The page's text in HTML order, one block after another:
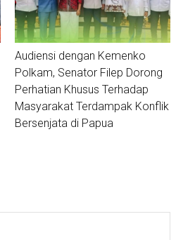
Audiensi dengan Kemenko
Polkam, Senator Filep Dorong
Perhatian Khusus Terhadap
Masyarakat Terdampak Konflik
Bersenjata di Papua